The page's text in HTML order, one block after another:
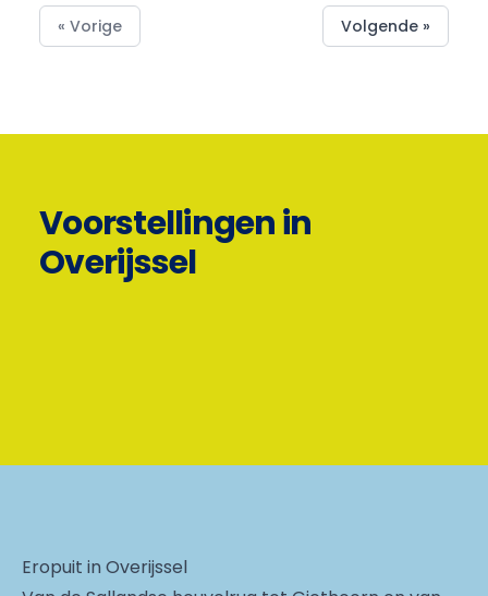
« Vorige Volgende »
Voorstellingen in
Overijssel
Eropuit in Overijssel